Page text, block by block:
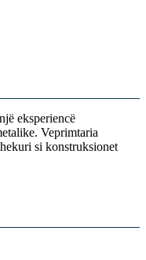
eksperiencë
Veprimtaria
si konstruksionet